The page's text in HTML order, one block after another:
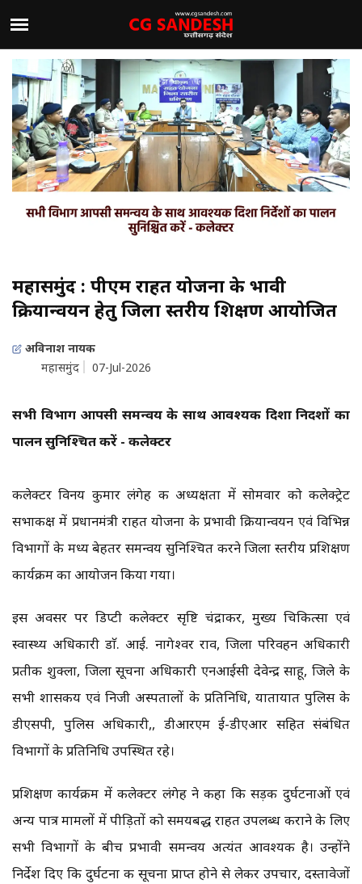
महासमुंद : पीएम राहत योजना के प्रभावी
क्रियान्वयन हेतु जिला स्तरीय प्रशिक्षण आयोजित
अविनाश नायक
महासमुंद
07-Jul-2026
सभी विभाग आपसी समन्वय के साथ आवश्यक दिशा निर्देशों का
पालन सुनिश्चित करें - कलेक्टर
कलेक्टर विनय कुमार लंगेह की अध्यक्षता में सोमवार को कलेक्ट्रेट
सभाकक्ष में प्रधानमंत्री राहत योजना के प्रभावी क्रियान्वयन एवं विभिन्न
विभागों के मध्य बेहतर समन्वय सुनिश्चित करने जिला स्तरीय प्रशिक्षण
कार्यक्रम का आयोजन किया गया।
इस अवसर पर डिप्टी कलेक्टर सृष्टि चंद्राकर, मुख्य चिकित्सा एवं
स्वास्थ्य अधिकारी डाॅ. आई. नागेश्वर राव, जिला परिवहन अधिकारी
प्रतीक शुक्ला, जिला सूचना अधिकारी एनआईसी देवेन्द्र साहू, जिले के
सभी शासकीय एवं निजी अस्पतालों के प्रतिनिधि, यातायात पुलिस के
डीएसपी, पुलिस अधिकारी,, डीआरएम ई-डीएआर सहित संबंधित
विभागों के प्रतिनिधि उपस्थित रहे।
प्रशिक्षण कार्यक्रम में कलेक्टर लंगेह ने कहा कि सड़क दुर्घटनाओं एवं
अन्य पात्र मामलों में पीड़ितों को समयबद्ध राहत उपलब्ध कराने के लिए
सभी विभागों के बीच प्रभावी समन्वय अत्यंत आवश्यक है। उन्होंने
निर्देश दिए कि दुर्घटना की सूचना प्राप्त होने से लेकर उपचार, दस्तावेजों